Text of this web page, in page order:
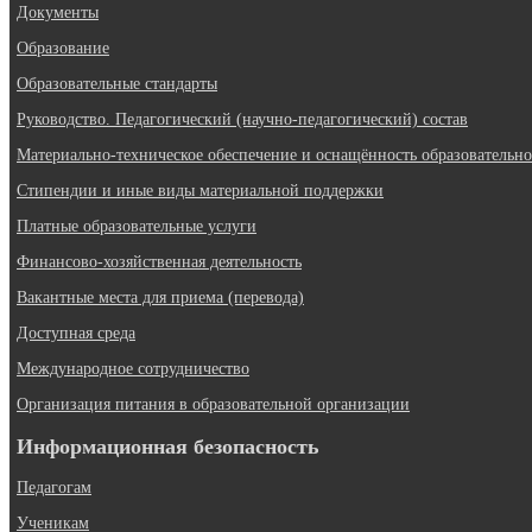
Документы
Образование
Образовательные стандарты
Руководство. Педагогический (научно-педагогический) состав
Материально-техническое обеспечение и оснащённость
Стипендии и иные виды материальной поддержки
Платные образовательные услуги
Финансово-хозяйственная деятельность
Вакантные места для приема (перевода)
Доступная среда
Международное сотрудничество
Организация питания в образовательной организации
Информационная безопасность
Педагогам
Ученикам